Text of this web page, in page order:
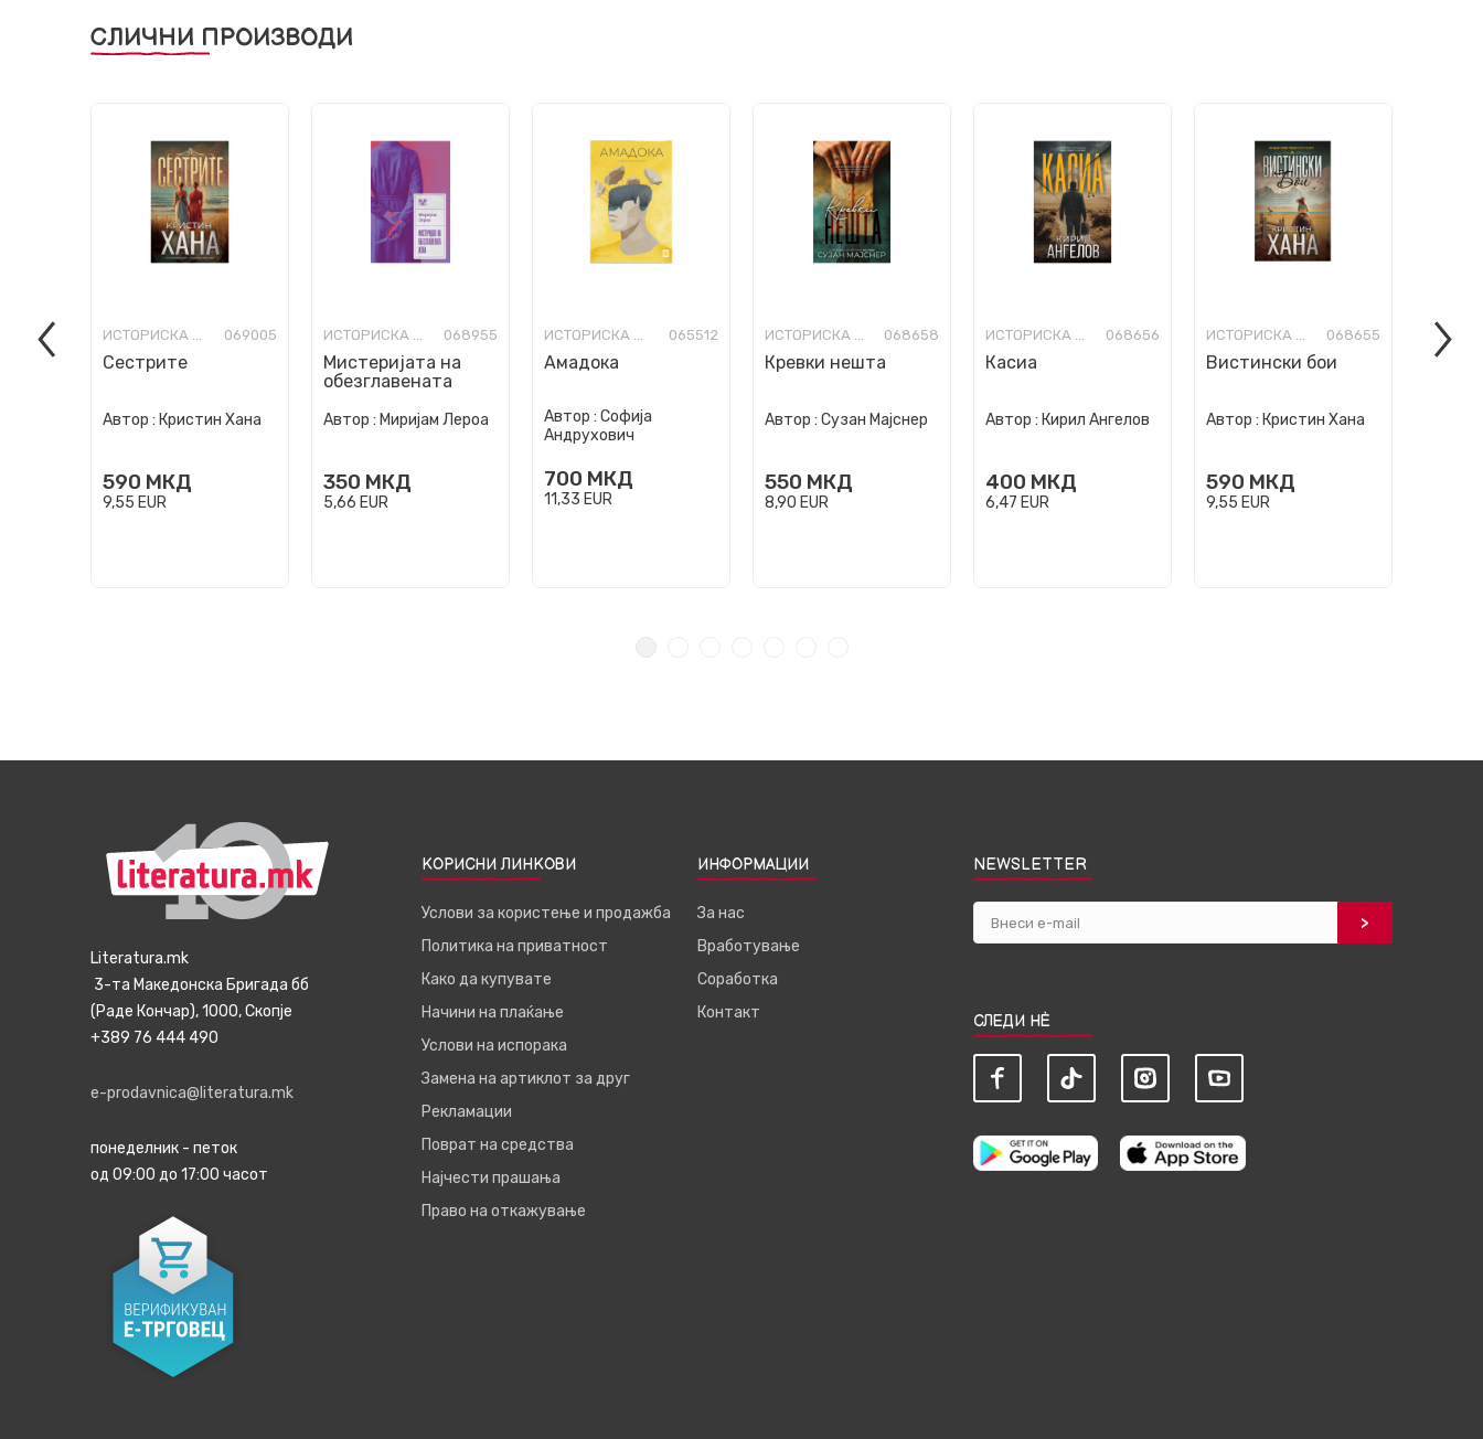
СЛИЧНИ ПРОИЗВОДИ
ИСТОРИСКА ФИКЦИЈА 069005
Сестрите
Автор : Кристин Хана
590 МКД
9,55 EUR
ИСТОРИСКА ФИКЦИЈА 068955
Мистеријата на
обезглавената
Автор : Миријам Лероа
350 МКД
5,66 EUR
ИСТОРИСКА ФИКЦИЈА 065512
Амадока
Автор : Софија
Андрухович
700 МКД
11,33 EUR
ИСТОРИСКА ФИКЦИЈА 068658
Кревки нешта
Автор : Сузан Мајснер
550 МКД
8,90 EUR
ИСТОРИСКА ФИКЦИЈА 068656
Касиа
Автор : Кирил Ангелов
400 МКД
6,47 EUR
ИСТОРИСКА ФИКЦИЈА 068655
Вистински бои
Автор : Кристин Хана
590 МКД
9,55 EUR
Literatura.mk
3-та Македонска Бригада бб
(Раде Кончар), 1000, Скопје
+389 76 444 490
e-prodavnica@literatura.mk
понеделник - петок
од 09:00 до 17:00 часот
КОРИСНИ ЛИНКОВИ
Услови за користење и продажба
Политика на приватност
Како да купувате
Начини на плаќање
Услови на испорака
Замена на артиклот за друг
Рекламации
Поврат на средства
Најчести прашања
Право на откажување
ИНФОРМАЦИИ
За нас
Вработување
Соработка
Контакт
NEWSLETTER
СЛЕДИ НЀ